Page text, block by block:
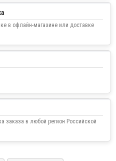
в офлайн-магазине или доставке
заказа в любой регион Российской